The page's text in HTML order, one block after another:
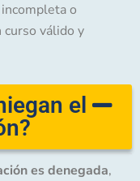
o
curso válido y
el
es denegada,